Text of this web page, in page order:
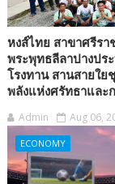
หงส์ไทย สาขาศรีร
พระพุทธลีลาปางปร
โรงทาน สานสายใ
พลังแห่งศรัทธาและ
Admin Aug 06,
ECONOMY